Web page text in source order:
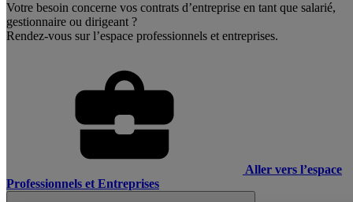
Votre besoin concerne vos contrats d’entreprise en tant que salarié,
gestionnaire ou dirigeant ?
Rendez-vous sur l’espace professionnels et entreprises.
Aller vers l’espace
Professionnels et Entreprises